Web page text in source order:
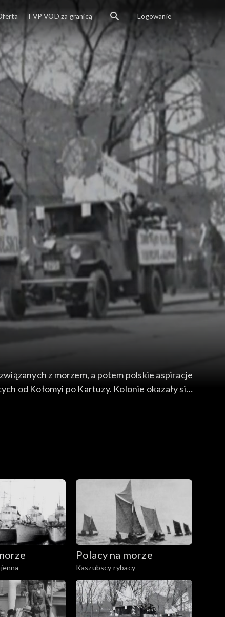
z morzem, a potem polskie aspiracje
od Kołomyi po Kartuzy. Kolonie okazały się
podczas Święta Morza, w którym jedną
Polacy na morze
Kaszubscy rybacy
TVP VOD za granicą Logowanie